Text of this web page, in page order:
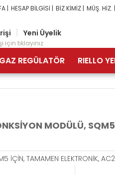
| HESAP BİLGİSİ | BİZ KİMİZ | MÜŞ. HİZ. |
Yeni Üyelik
için tıklayınız
GAZ REGÜLATÖR RIELLO
MODÜLÜ,
İÇİN, TAMAMEN ELEKTRONİK,